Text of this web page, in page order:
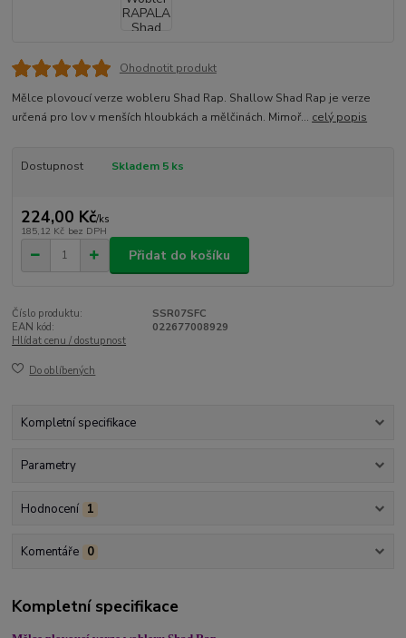
Ohodnotit produkt
Mělce plovoucí verze wobleru Shad Rap. Shallow Shad Rap je verze
určená pro lov v menších hloubkách a mělčinách. Mimoř... celý popis
Dostupnost Skladem 5 ks
224,00 Kč/ks
185,12 Kč bez DPH
Přidat do košíku
Číslo produktu:
SSR07SFC
EAN kód:
022677008929
Hlídat cenu / dostupnost
Do oblíbených
Kompletní specifikace
Parametry
Hodnocení 1
Komentáře 0
Kompletní specifikace